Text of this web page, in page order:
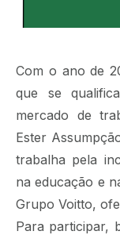
Com o ano de
que se
mercado de
Ester
trabalha pela
na educação e
Grupo Voitto,
Para participar,